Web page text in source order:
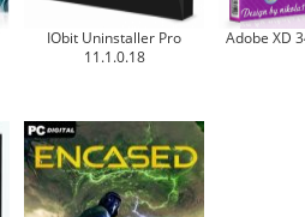
IObit Uninstaller Pro
11.1.0.18
Adobe XD